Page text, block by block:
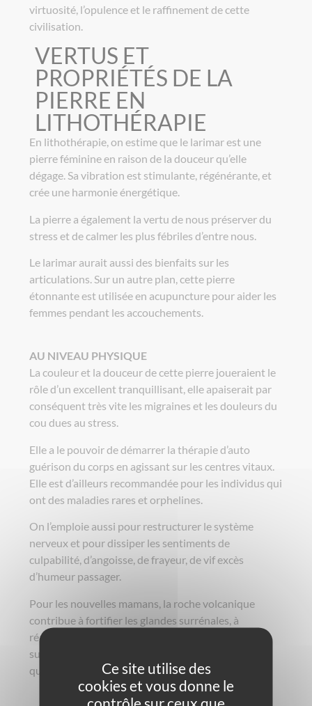
virtuosité, l’opulence et le raffinement de cette
civilisation.
VERTUS ET
PROPRIÉTÉS DE LA
PIERRE EN
LITHOTHÉRAPIE
En lithothérapie, on estime que le larimar est une
pierre féminine en raison de la douceur qu’elle
dégage. Sa vibration est stimulante, régénérante, et
crée une harmonie énergétique.
La pierre a également la vertu de nous préserver du
stress et de calmer les plus fébriles d’entre nous.
Le larimar aurait aussi des bienfaits sur les
articulations. Sur un autre plan, cette pierre
étonnante est utilisée en acupuncture pour aider les
femmes pendant les accouchements.
AU NIVEAU PHYSIQUE
La couleur et la douceur de cette pierre joueraient le
rôle d’un excellent tranquillisant, elle apaiserait par
conséquent très vite les migraines et les douleurs du
cou dues au stress.
Elle a le pouvoir de démarrer la thérapie d’auto
guérison du corps en agissant sur les centres vitaux.
Elle est d’ailleurs recommandée pour les individus qui
ont des maladies rares et orphelines.
On l’emploie aussi pour restructurer le système
nerveux et pour dissiper les sentiments de
culpabilité, d’angoisse, de frayeur, de vif excès
d’humeur passager.
Pour les nouvelles mamans, la roche volcanique
contribue à fortifier les glandes surrénales, à
réactiver les organes reproducteurs et aide de
surcroît à la production accélérée et en grande
quantité du lait maternel.Ce site utilise des
cookies et vous donne le
contrôle sur ceux que